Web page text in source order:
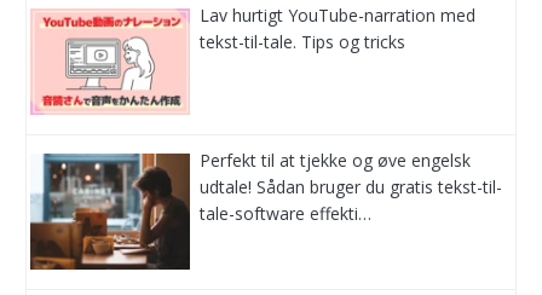
Lav hurtigt YouTube-narration med
tekst-til-tale. Tips og tricks
Perfekt til at tjekke og øve engelsk
udtale! Sådan bruger du gratis tekst-til-
tale-software effekti…